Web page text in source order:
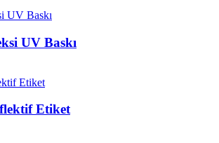
UV Baskı
Etiket